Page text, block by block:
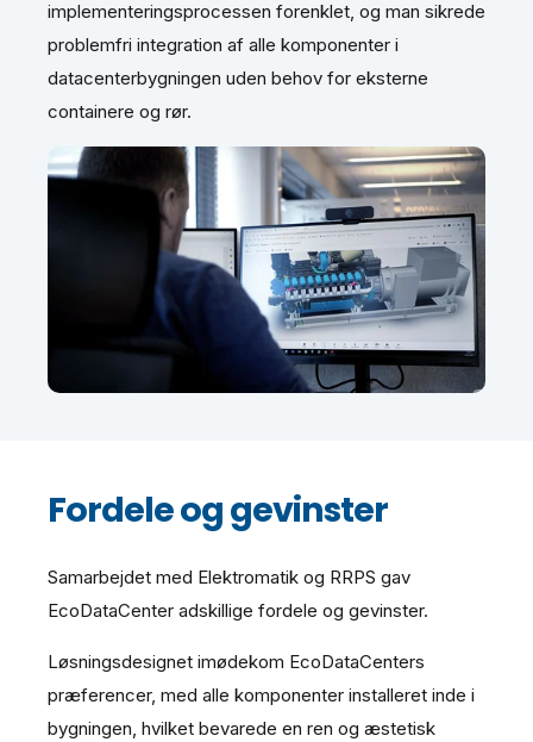
implementeringsprocessen forenklet, og man sikrede
problemfri integration af alle komponenter i
datacenterbygningen uden behov for eksterne
containere og rør.
Fordele og gevinster
Samarbejdet med Elektromatik og RRPS gav
EcoDataCenter adskillige fordele og gevinster.
Løsningsdesignet imødekom EcoDataCenters
præferencer, med alle komponenter installeret inde i
bygningen, hvilket bevarede en ren og æstetisk